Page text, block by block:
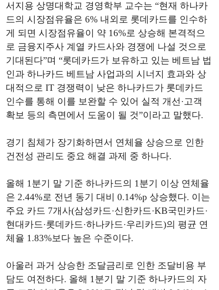
서지용 상명대학교 경영학부 교수는 “현재 하나카
드의 시장점유율은 6% 내외로 롯데카드를 인수하
게 되면 시장점유율이 약 16%로 상승해 본격적으
로 금융지주사 계열 카드사와 경쟁에 나설 것으로
기대된다”며 “롯데카드가 보유하고 있는 베트남 법
인과 하나카드 베트남 사업과의 시너지 효과와 상
대적으로 IT 경쟁력이 낮은 하나카드가 롯데카드
인수를 통해 이를 보완할 수 있어 실적 개선·고객
확보 등의 측면에서 도움이 될 것”이라고 말했다.
경기 침체가 장기화하면서 연체율 상승으로 인한
건전성 관리도 중요 해결 과제 중 하나다.
올해 1분기 말 기준 하나카드의 1분기 이상 연체율
은 2.44%로 전년 동기 대비 0.14%p 상승했다. 이는
주요 카드 7개사(삼성카드·신한카드·KB국민카드·
현대카드·롯데카드·하나카드·우리카드)의 평균 연
체율 1.83%보다 높은 수준이다.
아울러 과거 상승한 조달금리로 인한 조달비용 부
담도 여전하다. 올해 1분기 말 기준 하나카드의 자